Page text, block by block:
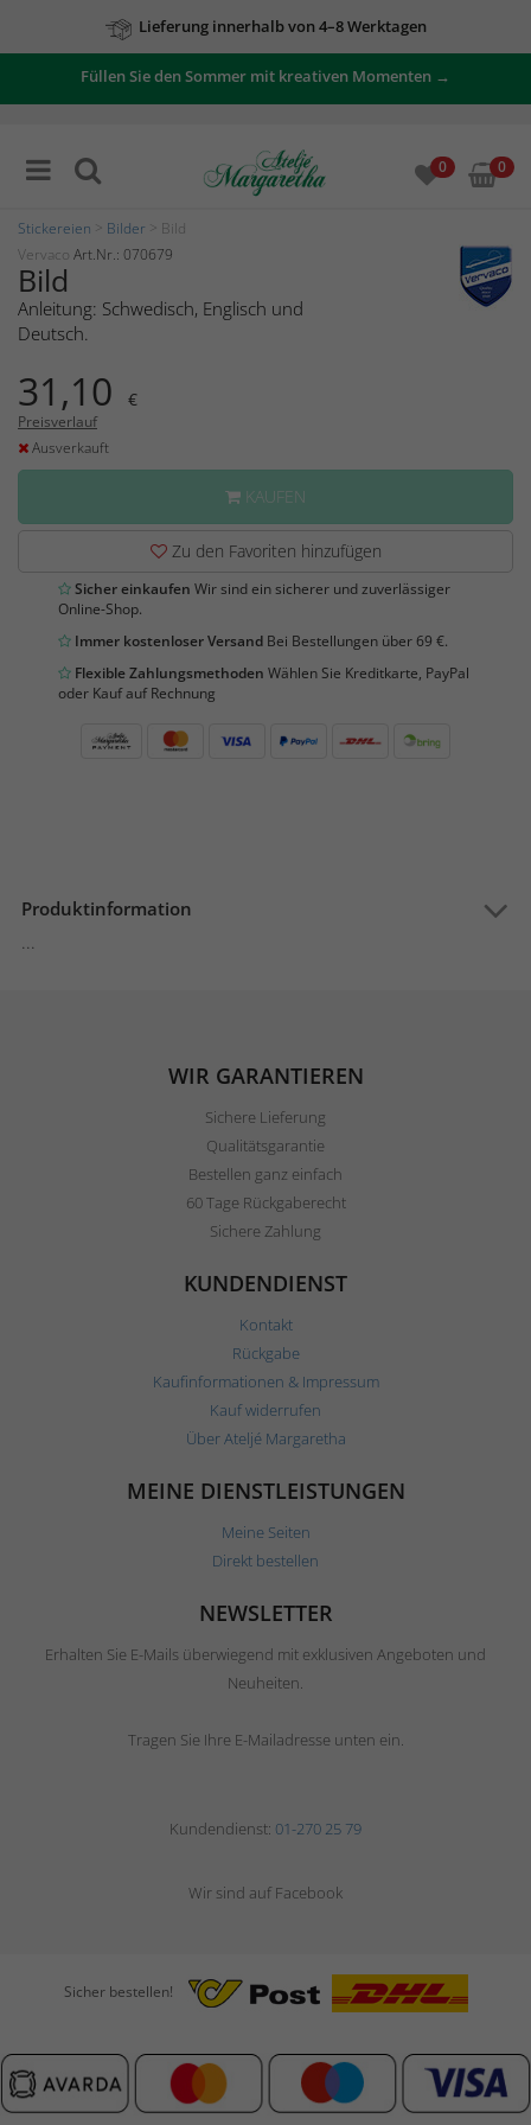
Lieferung innerhalb von 4–8 Werktagen
Füllen Sie den Sommer mit kreativen Momenten →
0 0
Stickereien Bilder > Bild
Vervaco Art.Nr.: 070679
Bild
Anleitung: Schwedisch, Englisch und
Deutsch.
31,10 €
Preisverlauf
Ausverkauft
KAUFEN
Zu den Favoriten hinzufügen
Sicher einkaufen Wir sind ein sicherer und zuverlässiger
Online-Shop.
Immer kostenloser Versand Bei Bestellungen über 69 €.
Flexible Zahlungsmethoden Wählen Sie Kreditkarte, PayPal
oder Kauf auf Rechnung
Produktinformation
...
WIR GARANTIEREN
Sichere Lieferung
Qualitätsgarantie
Bestellen ganz einfach
60 Tage Rückgaberecht
Sichere Zahlung
KUNDENDIENST
Kontakt
Rückgabe
Kaufinformationen & Impressum
Kauf widerrufen
Über Ateljé Margaretha
MEINE DIENSTLEISTUNGEN
Meine Seiten
Direkt bestellen
NEWSLETTER
Erhalten Sie E-Mails überwiegend mit exklusiven Angeboten und
Neuheiten.
Tragen Sie Ihre E-Mailadresse unten ein.
Kundendienst: 01-270 25 79
Wir sind auf Facebook
Sicher bestellen!